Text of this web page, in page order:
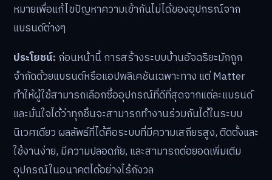
หมายเพื่อแก้ไขปัญหาความเข้ากันไม่ได้ของอุปกรณ์จาก
แบรนด์ต่างๆ
ประโยชน์: ก่อนหน้านี้ การสร้างระบบบ้านอัจฉริยะมักถูก
จำกัดด้วยแบรนด์หรือแอปพลิเคชันเฉพาะทาง แต่ Matter
ทำให้ผู้ใช้สามารถเลือกซื้ออุปกรณ์ที่ดีที่สุดจากแต่ละแบรนด์
และมั่นใจได้ว่าทุกชิ้นจะสามารถทำงานร่วมกันได้ในระบบ
นิเวศเดียว ผลลัพธ์ที่ได้คือระบบที่มีความเสถียรสูง, ติดตั้งและ
ใช้งานง่าย, มีความปลอดภัย, และสามารถต่อยอดเพิ่มเติม
อุปกรณ์ในอนาคตได้อย่างไร้กังวล